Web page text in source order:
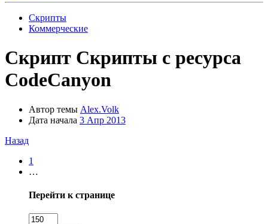
Скрипты
Коммерческие
Скрипт Скрипты с ресурса
CodeCanyon
Автор темы Alex.Volk
Дата начала 3 Апр 2013
Назад
1
…
Перейти к странице